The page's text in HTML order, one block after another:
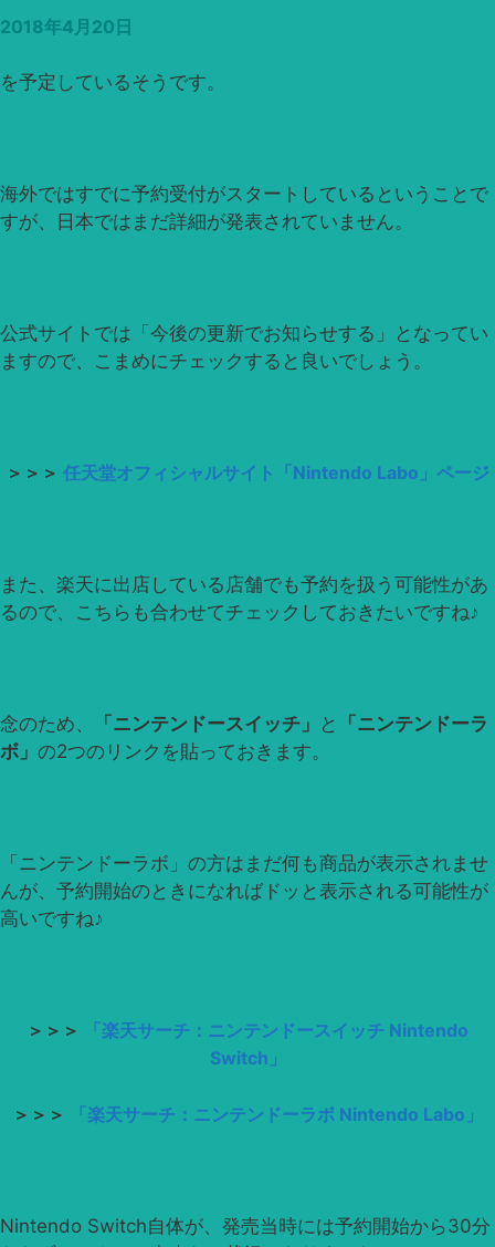
2018年4月20日
を予定しているそうです。
海外ではすでに予約受付がスタートしているということで
すが、日本ではまだ詳細が発表されていません。
公式サイトでは「今後の更新でお知らせする」となってい
ますので、こまめにチェックすると良いでしょう。
＞＞＞ 任天堂オフィシャルサイト「Nintendo Labo」ページ
また、楽天に出店している店舗でも予約を扱う可能性があ
るので、こちらも合わせてチェックしておきたいですね♪
念のため、 「ニンテンドースイッチ」 と
「ニンテンドーラ
ボ」 の2つのリンクを貼っておきます。
「ニンテンドーラボ」の方はまだ何も商品が表示されませ
んが、予約開始のときになればドッと表示される可能性が
高いですね♪
＞＞＞
「楽天サーチ：ニンテンドースイッチ Nintendo
Switch」
＞＞＞ 「楽天サーチ：ニンテンドーラボ Nintendo Labo」
Nintendo Switch自体が、発売当時には予約開始から30分